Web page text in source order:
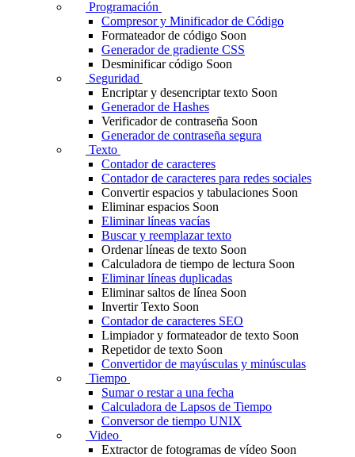
Programación
Compresor y Minificador de Código
Formateador de código Soon
Generador de gradiente CSS
Desminificar código Soon
Seguridad
Encriptar y desencriptar texto Soon
Generador de Hashes
Verificador de contraseña Soon
Generador de contraseña segura
Texto
Contador de caracteres
Contador de caracteres para redes sociales
Convertir espacios y tabulaciones Soon
Eliminar espacios Soon
Eliminar líneas vacías
Buscar y reemplazar texto
Ordenar líneas de texto Soon
Calculadora de tiempo de lectura Soon
Eliminar líneas duplicadas
Eliminar saltos de línea Soon
Invertir Texto Soon
Contador de caracteres SEO
Limpiador y formateador de texto Soon
Repetidor de texto Soon
Convertidor de mayúsculas y minúsculas
Tiempo
Sumar o restar a una fecha
Calculadora de Lapsos de Tiempo
Conversor de tiempo UNIX
Video
Extractor de fotogramas de vídeo Soon